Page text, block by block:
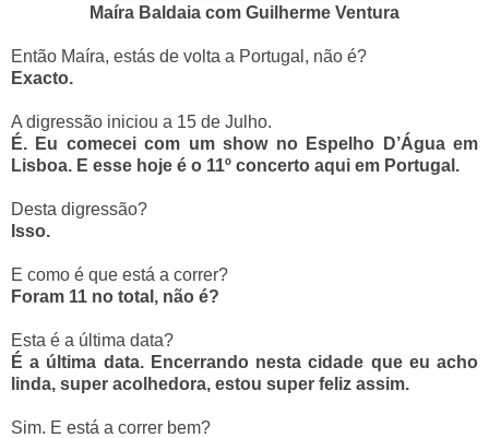
Maíra Baldaia com Guilherme Ventura
Então Maíra, estás de volta a Portugal, não é?
Exacto.
A digressão iniciou a 15 de Julho.
É. Eu comecei com um show no Espelho D’Água em
Lisboa. E esse hoje é o 11º concerto aqui em Portugal.
Desta digressão?
Isso.
E como é que está a correr?
Foram 11 no total, não é?
Esta é a última data?
É a última data. Encerrando nesta cidade que eu acho
linda, super acolhedora, estou super feliz assim.
Sim. E está a correr bem?